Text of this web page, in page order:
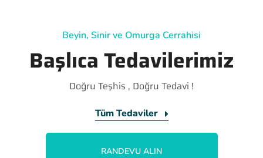
Beyin, Sinir ve Omurga Cerrahisi
Başlıca Tedavilerimiz
Doğru Teşhis , Doğru Tedavi !
Tüm Tedaviler
RANDEVU ALIN